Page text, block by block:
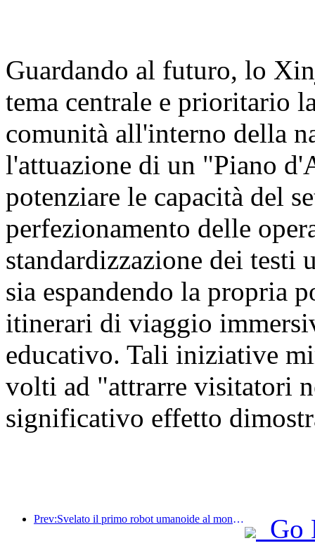
Guardando al futuro, lo
tema centrale e prioritario
comunità all'interno della
l'attuazione di un "Piano
potenziare le capacità del
perfezionamento delle
standardizzazione dei
sia espandendo la propria
itinerari di viaggio
educativo. Tali iniziative
volti ad "attrarre visitatori
significativo effetto
Prev:Svelato il primo robot umanoide al mondo specializzato nei servizi di ristorazione multi-scenario.
Go